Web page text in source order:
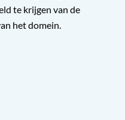
te krijgen van de
het domein.